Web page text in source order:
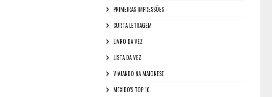
PRIMEIRAS IMPRESSÕES
CURTA LETRAGEM
LIVRO DA VEZ
LISTA DA VEZ
VIAJANDO NA MAIONESE
MEXIDO'S TOP 10